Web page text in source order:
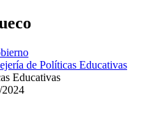
de Políticas Educativas
Educativas